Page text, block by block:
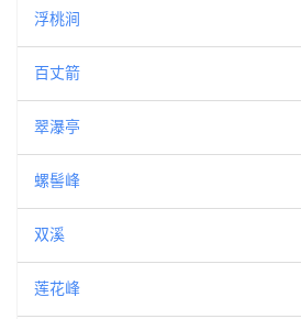
浮桃涧
百丈箭
翠瀑亭
螺髻峰
双溪
莲花峰